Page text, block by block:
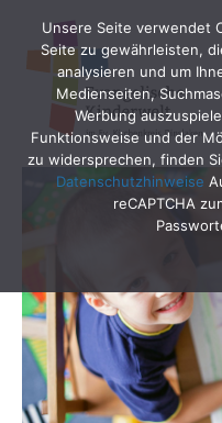
Unsere Seite verwendet
Seite zu gewährleisten,
analysieren und um
Medienseiten,
Werbung
Funktionsweise und der
zu widersprechen, finden
Datenschutzhinweise
reCAPTCHA